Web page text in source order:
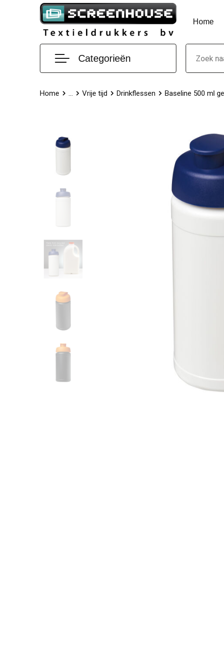
Home
Categorieën
Home ... Vrije tijd Drinkflessen Baseline 500 ml